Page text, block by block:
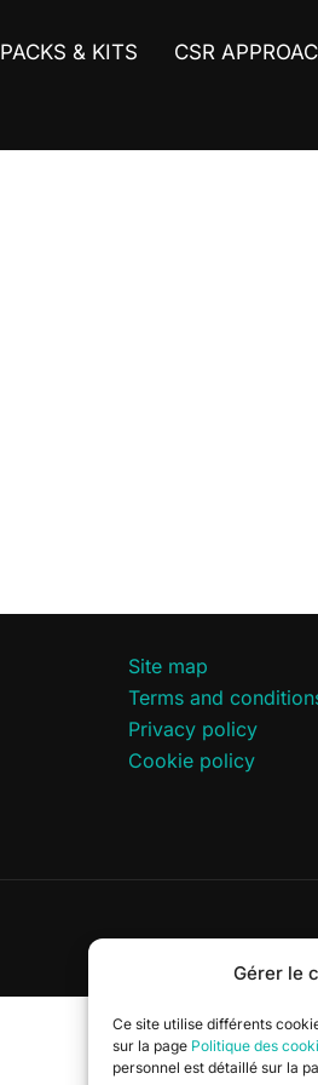
Gérer le
Ce site utilise différents
sur la page Politique des
personnel est détaillé sur la
PACKS & KITS CSR
Site map
Terms and
Privacy policy
Cookie policy